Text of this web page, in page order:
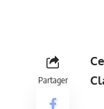
Partager